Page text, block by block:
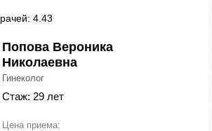
4.43
Попова Вероника
Николаевна
Гинеколог
Стаж: 29 лет
Цена приема: